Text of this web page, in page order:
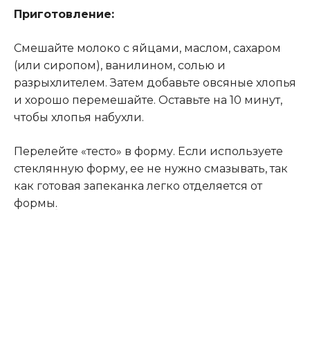
Приготовление:
Смешайте молоко с яйцами, маслом, сахаром
(или сиропом), ванилином, солью и
разрыхлителем. Затем добавьте овсяные хлопья
и хорошо перемешайте. Оставьте на 10 минут,
чтобы хлопья набухли.
Перелейте «тесто» в форму. Если используете
стеклянную форму, ее не нужно смазывать, так
как готовая запеканка легко отделяется от
формы.